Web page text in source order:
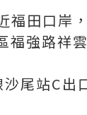
福田口岸
福強路祥
尾站C出